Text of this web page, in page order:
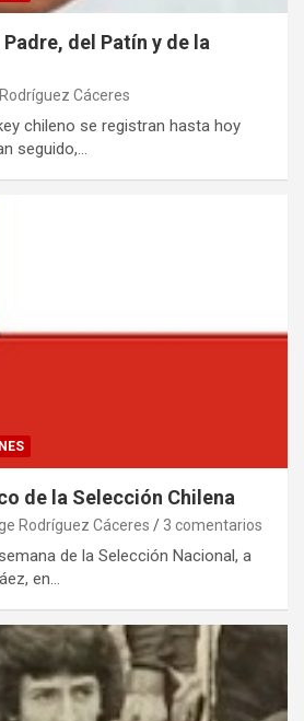
del Patín y de la
Cáceres
chileno se registran hasta hoy
seguido,…
de la Selección Chilena
Rodríguez Cáceres 3 comentarios
de la Selección Nacional, a
en…